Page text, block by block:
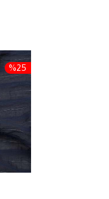
%25